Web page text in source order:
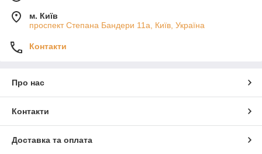
м. Київ
проспект Степана Бандери 11а, Київ, Україна
Контакти
Про нас
Контакти
Доставка та оплата